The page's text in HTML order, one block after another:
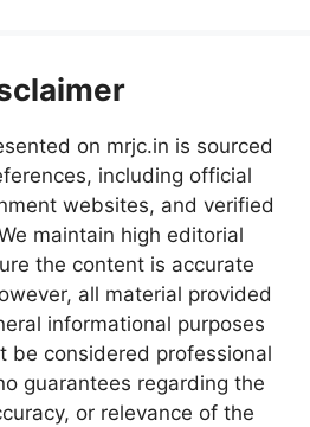
on mrjc.in is sourced
including official
websites, and verified
maintain high editorial
the content is accurate
all material provided
informational purposes
be considered professional
guarantees regarding the
or relevance of the